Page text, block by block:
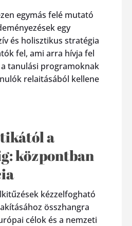
egymás felé mutató
egy
és holisztikus stratégia
fel, ami arra hívja fel
tanulási programoknak
relaitásából kellene
a
központban
kézzelfogható
összhangra
célok és a nemzeti